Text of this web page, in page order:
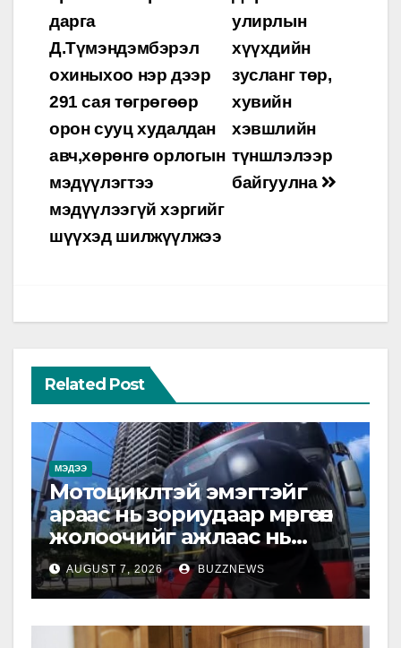
улирлын
хүүхдийн
зусланг төр,
хувийн
хэвшлийн
түншлэлээр
байгуулна
дарга
Д.Түмэндэмбэрэл
охиныхоо нэр дээр
291 сая төгрөгөөр
орон сууц худалдан
авч,хөрөнгө орлогын
мэдүүлэгтээ
мэдүүлээгүй хэргийг
шүүхэд шилжүүлжээ
Related Post
МЭДЭЭ
Мотоциклтэй эмэгтэйг
араас нь зориудаар мөргөсөн
жолоочийг ажлаас нь
чөлөөлжээ
AUGUST 7, 2026 BUZZNEWS